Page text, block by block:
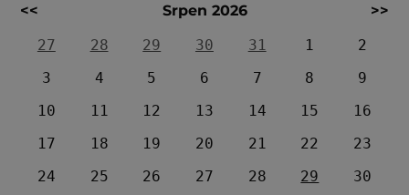
<< Srpen 2026
>>
27
28 29 30 31 1
2
3
4 5 6 7 8
9
10
11 12 13 14 15
16
17
18 19 20 21 22
23
24
25 26 27 28 29
30